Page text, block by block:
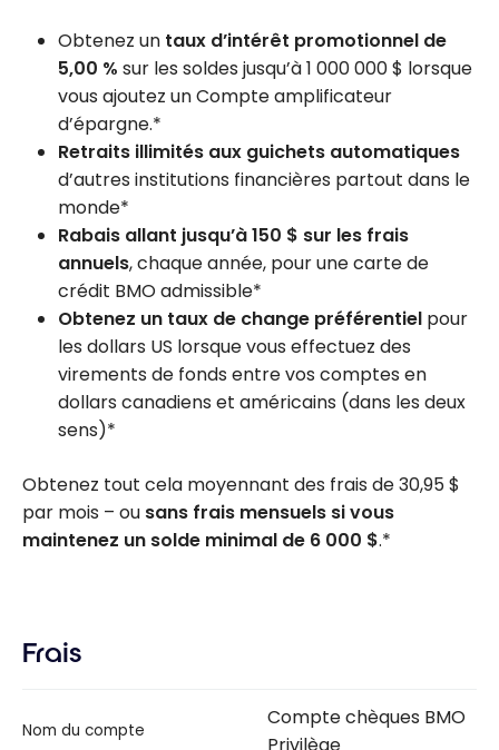
Obtenez un taux d’intérêt promotionnel de
5,00 % sur les soldes jusqu’à 1 000 000 $ lorsque
vous ajoutez un Compte amplificateur
d’épargne.*
Retraits illimités aux guichets automatiques
d’autres institutions financières partout dans le
monde*
Rabais allant jusqu’à 150 $ sur les frais
annuels, chaque année, pour une carte de
crédit BMO admissible*
Obtenez un taux de change préférentiel pour
les dollars US lorsque vous effectuez des
virements de fonds entre vos comptes en
dollars canadiens et américains (dans les deux
sens)*
Obtenez tout cela moyennant des frais de30,95 $
par mois – ou sans frais mensuels si vous
maintenez un solde minimal de 6 000 $.*
Frais
Nom du compte
Compte chèques BMO
Privilège